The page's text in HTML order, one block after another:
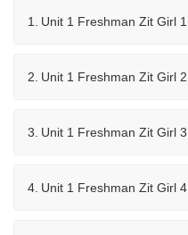
1. Unit 1 Freshman Zit Girl 1
2. Unit 1 Freshman Zit Girl 2
3. Unit 1 Freshman Zit Girl 3
4. Unit 1 Freshman Zit Girl 4